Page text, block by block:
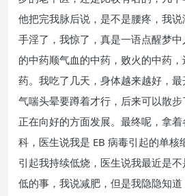
他把完我脉后说，是不是腰疼，我
手淫了，我惊了，真是一语点醒梦
的中药顺气血的中药，败火的中药
药。我吃了几天，身体越来越好，
气喘头晕要蹲着才行，后来可以散
正在向好的方面发展。最终呢，拿
科，医生说我是 EB 病毒引起的单核
引起我持续低烧，医生说我最近是
低的事，我说减肥，但是我隐隐知